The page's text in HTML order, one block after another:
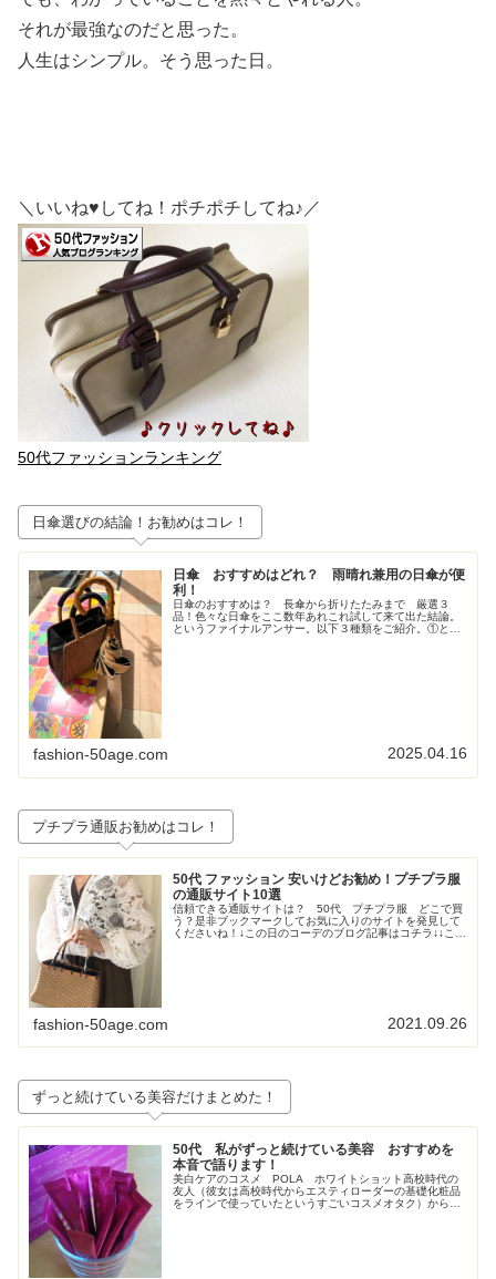
それが最強なのだと思った。
人生はシンプル。そう思った日。
＼いいね♥してね！ポチポチしてね♪／
50代ファッションランキング
日傘選びの結論！お勧めはコレ！
日傘 おすすめはどれ？ 雨晴れ兼用の日傘が便
利！
日傘のおすすめは？ 長傘から折りたたみまで 厳選３
品！色々な日傘をここ数年あれこれ試して来て出た結論。
というファイナルアンサー。以下３種類をご紹介。①とに
fashion-50age.com 2025.04.16
プチプラ通販お勧めはコレ！
50代 ファッション 安いけどお勧め！プチプラ服
の通販サイト10選
信頼できる通販サイトは？ 50代 プチプラ服 どこで買
う？是非ブックマークしてお気に入りのサイトを発見して
くださいね！↓この日のコーデのブログ記事はコチラ↓↓この
fashion-50age.com 2021.09.26
ずっと続けている美容だけまとめた！
50代 私がずっと続けている美容 おすすめを
本音で語ります！
美白ケアのコスメ POLA ホワイトショット高校時代の
友人（彼女は高校時代からエスティローダーの基礎化粧品
をラインで使っていたというすごいコスメオタク）からす